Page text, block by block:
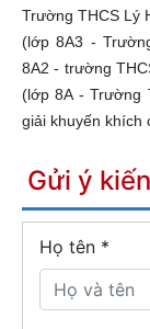
Trường THCS Lý
(lớp 8A3 -
8A2 - trường
(lớp 8A - Trường
giải khuyến khích
Gửi ý
Họ tên *